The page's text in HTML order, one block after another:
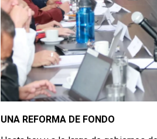
UNA REFORMA DE FONDO